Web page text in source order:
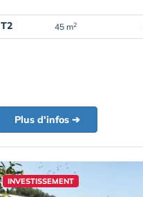
T2 45 m2
Plus d'infos ➔
INVESTISSEMENT